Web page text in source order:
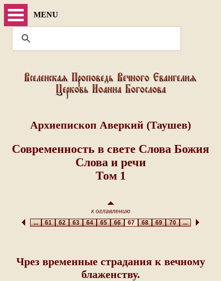
MENU
Архиепископ Аверкий (Таушев)
Современность в свете Слова Божия
Слова и речи
Том 1
к оглавлению
...616263646566 67 686970...
Чрез временные страдания к вечному
блаженству.